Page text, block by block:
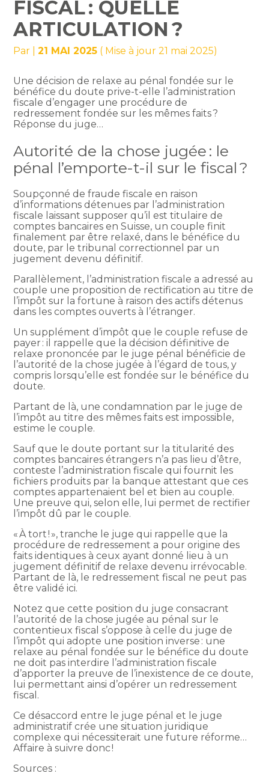
FISCAL : QUELLE
ARTICULATION ?
Par |21 MAI 2025 ( Mise à jour 21 mai 2025)
Une décision de relaxe au pénal fondée sur le
bénéfice du doute prive-t-elle l’administration
fiscale d’engager une procédure de
redressement fondée sur les mêmes faits ?
Réponse du juge…
Autorité de la chose jugée : le
pénal l’emporte-t-il sur le fiscal ?
Soupçonné de fraude fiscale en raison
d’informations détenues par l’administration
fiscale laissant supposer qu’il est titulaire de
comptes bancaires en Suisse, un couple finit
finalement par être relaxé, dans le bénéfice du
doute, par le tribunal correctionnel par un
jugement devenu définitif.
Parallèlement, l’administration fiscale a adressé au
couple une proposition de rectification au titre de
l’impôt sur la fortune à raison des actifs détenus
dans les comptes ouverts à l’étranger.
Un supplément d’impôt que le couple refuse de
payer : il rappelle que la décision définitive de
relaxe prononcée par le juge pénal bénéficie de
l’autorité de la chose jugée à l’égard de tous, y
compris lorsqu’elle est fondée sur le bénéfice du
doute.
Partant de là, une condamnation par le juge de
l’impôt au titre des mêmes faits est impossible,
estime le couple.
Sauf que le doute portant sur la titularité des
comptes bancaires étrangers n’a pas lieu d’être,
conteste l’administration fiscale qui fournit les
fichiers produits par la banque attestant que ces
comptes appartenaient bel et bien au couple.
Une preuve qui, selon elle, lui permet de rectifier
l’impôt dû par le couple.
« À tort ! », tranche le juge qui rappelle que la
procédure de redressement a pour origine des
faits identiques à ceux ayant donné lieu à un
jugement définitif de relaxe devenu irrévocable.
Partant de là, le redressement fiscal ne peut pas
être validé ici.
Notez que cette position du juge consacrant
l’autorité de la chose jugée au pénal sur le
contentieux fiscal s’oppose à celle du juge de
l’impôt qui adopte une position inverse : une
relaxe au pénal fondée sur le bénéfice du doute
ne doit pas interdire l’administration fiscale
d’apporter la preuve de l’inexistence de ce doute,
lui permettant ainsi d’opérer un redressement
fiscal.
Ce désaccord entre le juge pénal et le juge
administratif crée une situation juridique
complexe qui nécessiterait une future réforme…
Affaire à suivre donc !
Sources :